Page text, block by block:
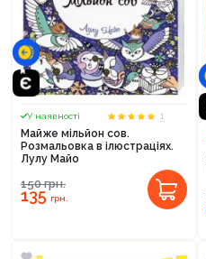
У наявності
1
Майже мільйон сов.
Розмальовка в ілюстраціях.
Лулу Майо
150грн.
135грн.